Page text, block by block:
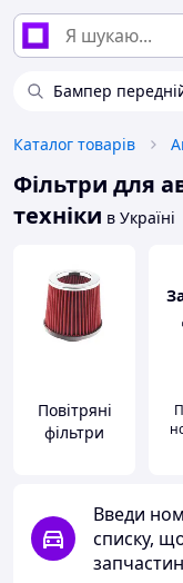
Бампер
Каталог товарів
Фільтри для
техніки в Україні
Повітряні
фільтри
Введи
списку,